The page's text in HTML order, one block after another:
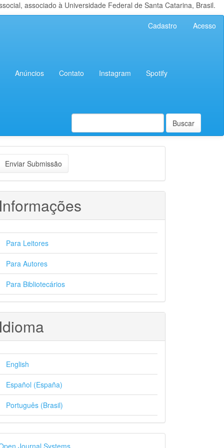
associado à Universidade Federal de Santa Catarina, Brasil.
Cadastro Acesso
Anúncios Contato Instagram Spotify
Buscar
Enviar Submissão
Para Leitores
Para Autores
Para Bibliotecários
English
Español (España)
Português (Brasil)
Journal Systems